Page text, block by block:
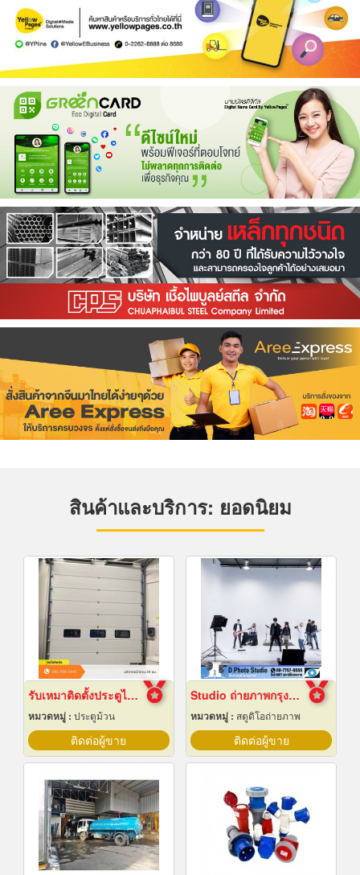
สินค้าและบริการ: ยอดนิยม
รับเหมาติดตั้งประตูไฮสปีดดอร์
หมวดหมู่ : ประตูม้วน
ติดต่อผู้ขาย
Studio ถ่ายภาพกรุงเทพ
หมวดหมู่ : สตูดิโอถ่ายภาพ
ติดต่อผู้ขาย